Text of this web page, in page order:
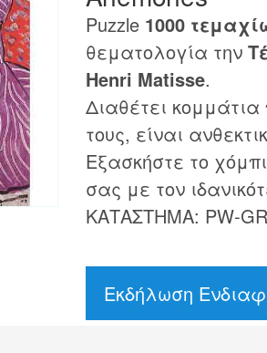
Puzzle 1000
θεματολογία την
Henri Matisse.
Διαθέτει
τους, είναι
Εξασκήστε το
σας με τον
ΚΑΤΑΣΤΗΜΑ: PW-
Εκδήλωση